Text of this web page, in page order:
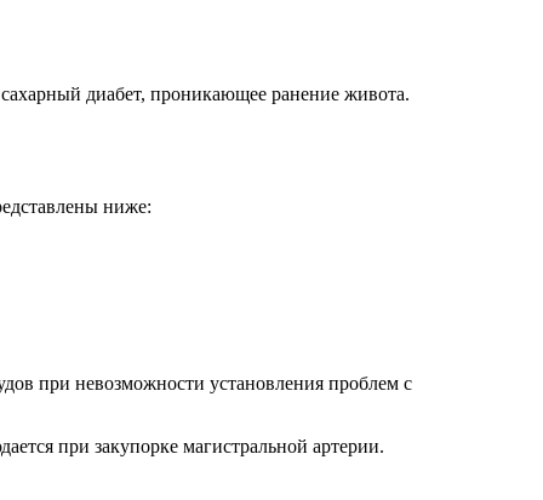
диабет, проникающее ранение живота.
ниже:
при невозможности установления проблем с
при закупорке магистральной артерии.